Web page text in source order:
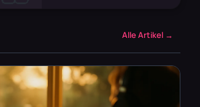
Alle Artikel →